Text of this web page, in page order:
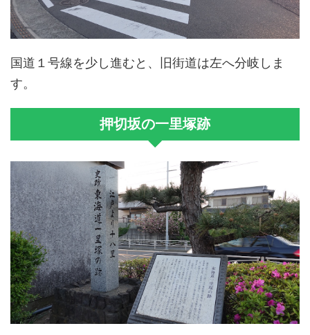
国道１号線を少し進むと、旧街道は左へ分岐しま
す。
押切坂の一里塚跡